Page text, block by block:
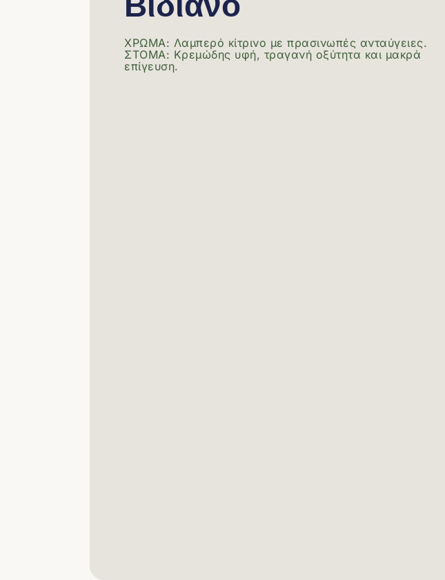
ΧΡΩΜΑ: Λαμπερό κίτρινο με πρασινωπές ανταύγειες.
ΣΤΟΜΑ: Κρεμώδης υφή, τραγανή οξύτητα και μακρά
επίγευση.